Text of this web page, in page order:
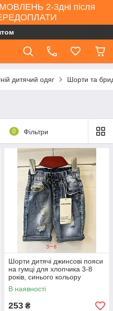
2-3дні після
дитячий одяг Шорти та
0 Фільтри
Шорти дитячі джинсові пояси
на гумці для хлопчика 3-8
років, синього кольору
В наявності
253 ₴